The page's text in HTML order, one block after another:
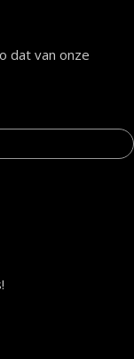
dat van onze